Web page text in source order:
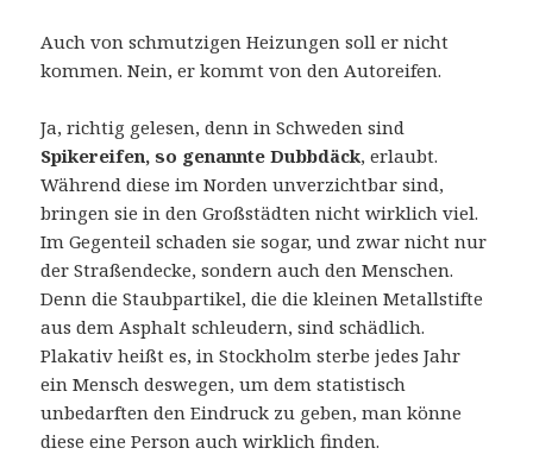
Auch von schmutzigen Heizungen soll er nicht
kommen. Nein, er kommt von den Autoreifen.
Ja, richtig gelesen, denn in Schweden sind
Spikereifen, so genannte Dubbdäck, erlaubt.
Während diese im Norden unverzichtbar sind,
bringen sie in den Großstädten nicht wirklich viel.
Im Gegenteil schaden sie sogar, und zwar nicht nur
der Straßendecke, sondern auch den Menschen.
Denn die Staubpartikel, die die kleinen Metallstifte
aus dem Asphalt schleudern, sind schädlich.
Plakativ heißt es, in Stockholm sterbe jedes Jahr
ein Mensch deswegen, um dem statistisch
unbedarften den Eindruck zu geben, man könne
diese eine Person auch wirklich finden.